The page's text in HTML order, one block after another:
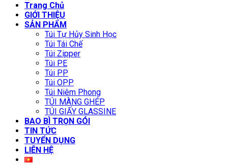
Trang Chủ
GIỚI THIỆU
SẢN PHẨM
Túi Tự Hủy Sinh Học
Túi Tái Chế
Túi Zipper
Túi PE
Túi PP
Túi OPP
Túi Niêm Phong
TÚI MÀNG GHÉP
TÚI GIẤY GLASSINE
BAO BÌ TRỌN GÓI
TIN TỨC
TUYỂN DỤNG
LIÊN HỆ